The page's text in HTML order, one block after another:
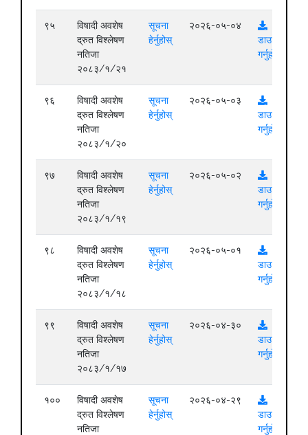
९५
विषादी अवशेष
द्रुत विश्लेषण
नतिजा
२०८३/१/२१
सूचना
हेर्नुहोस्
२०२६-०५-०४
डाउनलोड
गर्नुहोस्
९६
विषादी अवशेष
द्रुत विश्लेषण
नतिजा
२०८३/१/२०
सूचना
हेर्नुहोस्
२०२६-०५-०३
डाउनलोड
गर्नुहोस्
९७
विषादी अवशेष
द्रुत विश्लेषण
नतिजा
२०८३/१/१९
सूचना
हेर्नुहोस्
२०२६-०५-०२
डाउनलोड
गर्नुहोस्
९८
विषादी अवशेष
द्रुत विश्लेषण
नतिजा
२०८३/१/१८
सूचना
हेर्नुहोस्
२०२६-०५-०१
डाउनलोड
गर्नुहोस्
९९
विषादी अवशेष
द्रुत विश्लेषण
नतिजा
२०८३/१/१७
सूचना
हेर्नुहोस्
२०२६-०४-३०
डाउनलोड
गर्नुहोस्
१००
विषादी अवशेष
द्रुत विश्लेषण
नतिजा
सूचना
हेर्नुहोस्
२०२६-०४-२९
डाउनलोड
गर्नुहोस्